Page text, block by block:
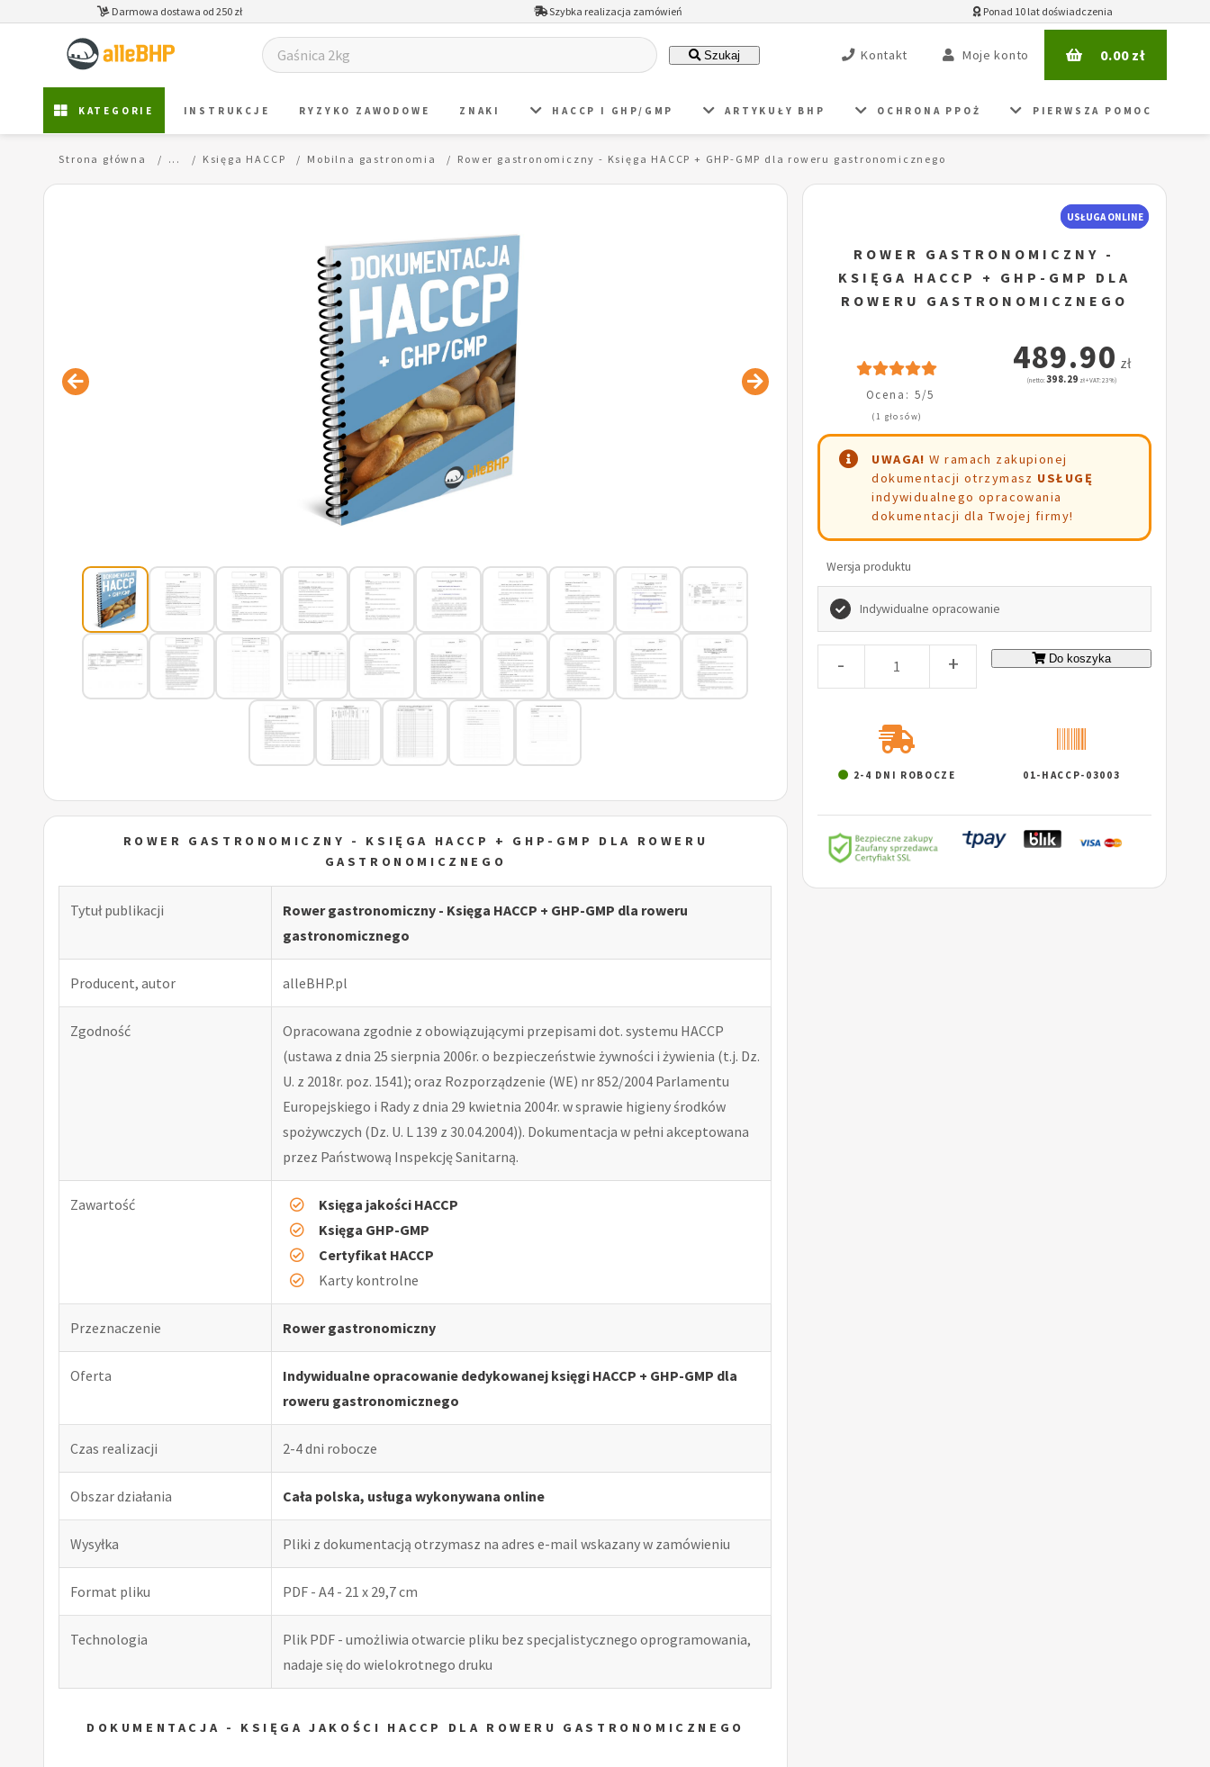
Darmowa dostawa od 250 zł Szybka realizacja zamówień Ponad 10 lat doświadczenia
Szukaj Kontakt Moje konto 0.00zł
KATEGORIE INSTRUKCJE RYZYKO ZAWODOWE ZNAKI HACCP I GHP/GMP ARTYKUŁY BHP OCHRONA PPOŻ PIERWSZA POMOC
Strona główna ... Księga HACCP Mobilna gastronomia Rower gastronomiczny - Księga HACCP + GHP-GMP dla roweru gastronomicznego
ROWER GASTRONOMICZNY - KSIĘGA HACCP + GHP-GMP DLA ROWERU
GASTRONOMICZNEGO
Tytuł publikacji
Rower gastronomiczny - Księga HACCP + GHP-GMP dla roweru
gastronomicznego
Producent, autor alleBHP.pl
Zgodność
Opracowana zgodnie z obowiązującymi przepisami dot. systemu HACCP
(ustawa z dnia 25 sierpnia 2006r. o bezpieczeństwie żywności i żywienia (t.j. Dz.
U. z 2018r. poz. 1541); oraz Rozporządzenie (WE) nr 852/2004 Parlamentu
Europejskiego i Rady z dnia 29 kwietnia 2004r. w sprawie higieny środków
spożywczych (Dz. U. L 139 z 30.04.2004)). Dokumentacja w pełni akceptowana
przez Państwową Inspekcję Sanitarną.
Zawartość
Księga jakości HACCP
Księga GHP-GMP
Certyfikat HACCP
Karty kontrolne
Przeznaczenie Rower gastronomiczny
Oferta
Indywidualne opracowanie dedykowanej księgi HACCP + GHP-GMP dla
roweru gastronomicznego
Czas realizacji 2-4 dni robocze
Obszar działania Cała polska, usługa wykonywana online
Wysyłka Pliki z dokumentacją otrzymasz na adres e-mail wskazany w zamówieniu
Format pliku PDF - A4 - 21 x 29,7 cm
Technologia
Plik PDF - umożliwia otwarcie pliku bez specjalistycznego oprogramowania,
nadaje się do wielokrotnego druku
DOKUMENTACJA - KSIĘGA JAKOŚCI HACCP DLA ROWERU GASTRONOMICZNEGO
USŁUGA ONLINE
ROWER GASTRONOMICZNY -
KSIĘGA HACCP + GHP-GMP DLA
ROWERU GASTRONOMICZNEGO
Ocena: 5/5
(1 głosów)
489.90 zł
(netto:398.29 zł + VAT: 23%)
UWAGA! W ramach zakupionej
dokumentacji otrzymasz USŁUGĘ
indywidualnego opracowania
dokumentacji dla Twojej firmy!
Wersja produktu
Indywidualne opracowanie
- + Do koszyka
2-4 DNI ROBOCZE 01-HACCP-03003